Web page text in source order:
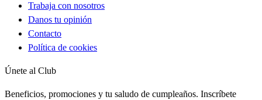
Trabaja con nosotros
Danos tu opinión
Contacto
Política de cookies
Únete al Club
Beneficios, promociones y tu saludo de cumpleaños. Inscríbete